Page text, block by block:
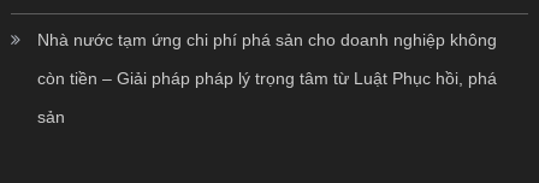
Nhà nước tạm ứng chi phí phá sản cho doanh nghiệp không
còn tiền – Giải pháp pháp lý trọng tâm từ Luật Phục hồi, phá
sản